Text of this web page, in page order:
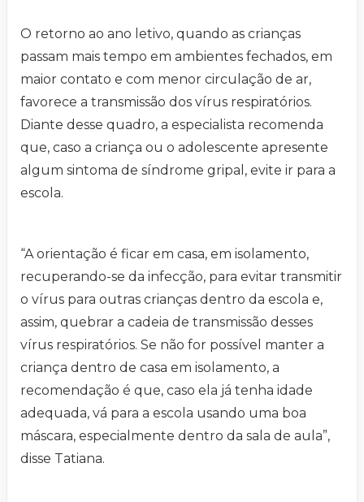
O retorno ao ano letivo, quando as crianças
passam mais tempo em ambientes fechados, em
maior contato e com menor circulação de ar,
favorece a transmissão dos vírus respiratórios.
Diante desse quadro, a especialista recomenda
que, caso a criança ou o adolescente apresente
algum sintoma de síndrome gripal, evite ir para a
escola.
“A orientação é ficar em casa, em isolamento,
recuperando-se da infecção, para evitar transmitir
o vírus para outras crianças dentro da escola e,
assim, quebrar a cadeia de transmissão desses
vírus respiratórios. Se não for possível manter a
criança dentro de casa em isolamento, a
recomendação é que, caso ela já tenha idade
adequada, vá para a escola usando uma boa
máscara, especialmente dentro da sala de aula”,
disse Tatiana.